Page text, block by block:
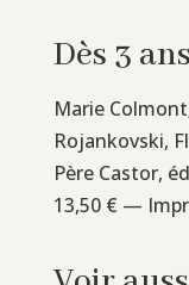
Dès 3 ans
Marie
Rojankovski,
Père Castor,
13,50 € —